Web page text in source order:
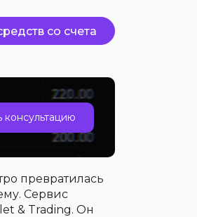
со счета
консультацию
превратилась
Сервис
& Trading. Он